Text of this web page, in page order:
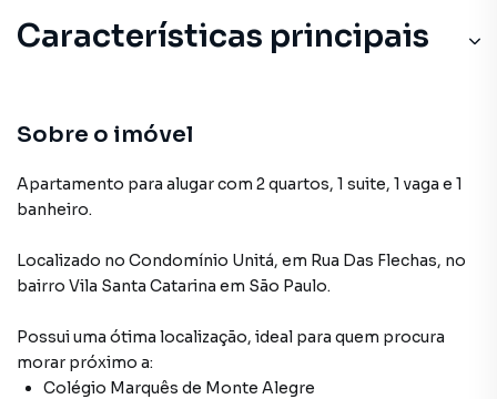
Características principais
Sala de Academia
Elevador Privativo
Sacada com Skin Glass
Sobre o imóvel
Apartamento para alugar com 2 quartos, 1 suite, 1 vaga e 1
banheiro.
Localizado no Condomínio Unitá, em Rua Das Flechas, no
bairro Vila Santa Catarina em São Paulo.
Possui uma ótima localização, ideal para quem procura
morar próximo a:
Colégio Marquês de Monte Alegre